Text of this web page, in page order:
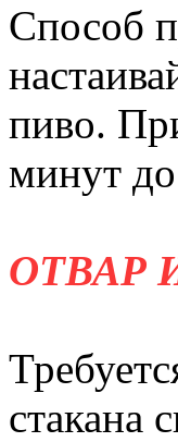
Способ
пиво.
минут
ОТВАР
стакана